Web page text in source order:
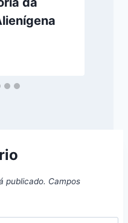
publicado. Campos